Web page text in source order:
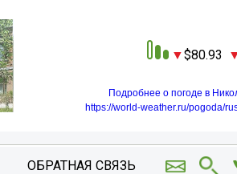
80.93
Подробнее о погоде в
https://world-weather.ru/pogoda/
ОБРАТНАЯ СВЯЗЬ